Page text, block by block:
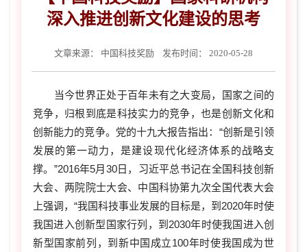
深入推进创新文化建设的思考
文章来源： 中国科技奖励 发布时间： 2020-05-28
当今世界正处于百年未有之大变局，国家之间的
竞争，归根到底是科技实力的竞争，也是创新文化和
创新能力的竞争。党的十九大报告指出：“创新是引领
发展的第一动力，是建设现代化经济体系的战略支
撑。”2016年5月30日，习近平总书记在全国科技创新
大会、两院院士大会、中国科协第九次全国代表大会
上强调，“我国科技事业发展的目标是，到2020年时使
我国进入创新型国家行列，到2030年时使我国进入创
新型国家前列，到新中国成立100年时使我国成为世